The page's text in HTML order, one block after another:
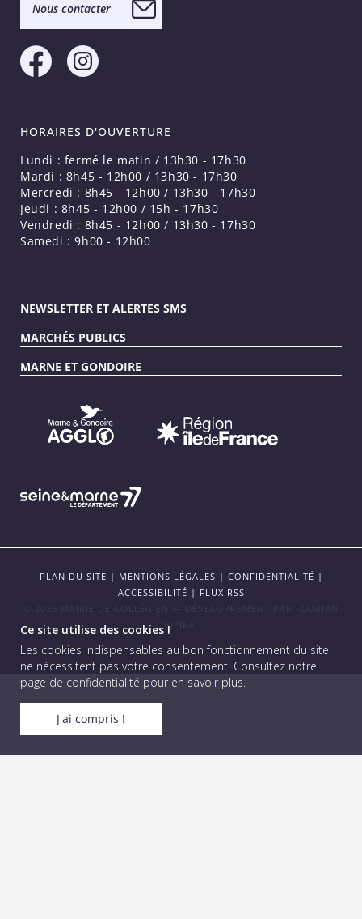
Ce site utilise des cookies !
Les cookies indispensables au bon fonctionnement du site
ne nécessitent pas votre consentement. Consultez notre
page de confidentialité pour en savoir plus.
J'ai compris !
Nous contacter
HORAIRES D'OUVERTURE
Lundi : fermé le matin / 13h30 - 17h30
Mardi : 8h45 - 12h00 / 13h30 - 17h30
Mercredi : 8h45 - 12h00 / 13h30 - 17h30
Jeudi : 8h45 - 12h00 / 15h - 17h30
Vendredi : 8h45 - 12h00 / 13h30 - 17h30
Samedi : 9h00 - 12h00
NEWSLETTER ET ALERTES SMS
MARCHÉS PUBLICS
MARNE ET GONDOIRE
PLAN DU SITE | MENTIONS LÉGALES | CONFIDENTIALITÉ |
ACCESSIBILITÉ | FLUX RSS
VIEIRA